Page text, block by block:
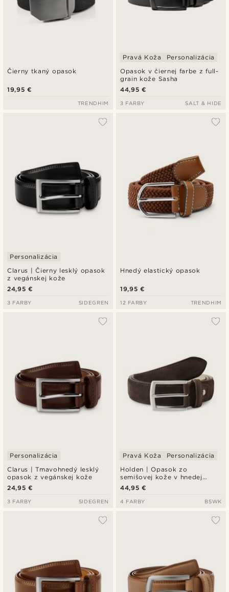
Čierny tkaný opasok
19,95 €
TRENDHIM
Opasok v čiernej farbe z full-
grain kože Sasha
Pravá Koža Personalizácia
44,95 €
3 FARBY SALT & HIDE
Clarus | Čierny lesklý opasok
z vegánskej kože
Personalizácia
24,95 €
3 FARBY SIDEGREN
Hnedý elastický opasok
19,95 €
12 FARBY TRENDHIM
Clarus | Tmavohnedý lesklý
opasok z vegánskej kože
Personalizácia
24,95 €
3 FARBY SIDEGREN
Holden | Opasok zo
semišovej kože v hnedej
farbe
Pravá Koža Personalizácia
44,95 €
4 FARBY BSWK